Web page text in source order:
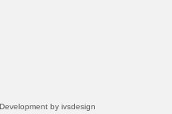
Development by ivsdesign